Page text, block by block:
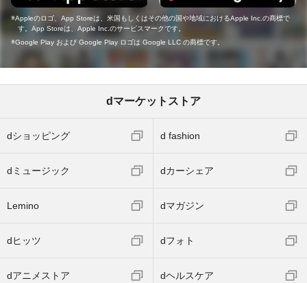
Appleのロゴ、App Storeは、米国もしくはその他の国や地域におけるApple Inc.の商標で
す。App Storeは、Apple Inc.のサービスマークです。
Google Play および Google Play ロゴは Google LLC の商標です。
dマーケットストア
dショッピング d fashion
dミュージック dカーシェア
Lemino dマガジン
dヒッツ dフォト
dアニメストア dヘルスケア